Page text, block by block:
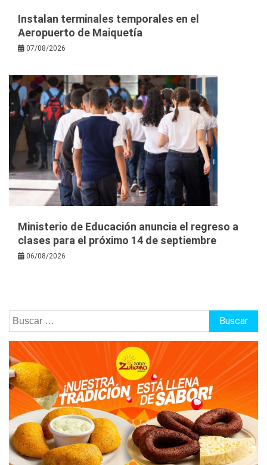
Instalan terminales temporales en el
Aeropuerto de Maiquetía
07/08/2026
Ministerio de Educación anuncia el regreso a
clases para el próximo 14 de septiembre
06/08/2026
Buscar: